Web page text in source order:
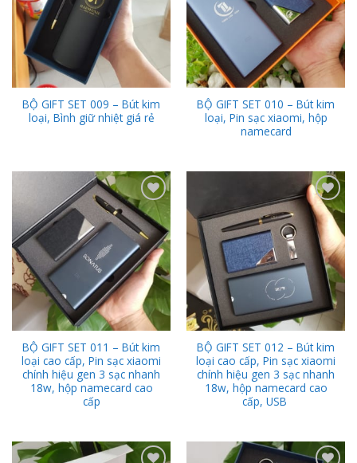
BỘ GIFT SET 009 – Bút kim
loại, Bình giữ nhiệt giá rẻ
BỘ GIFT SET 010 – Bút kim
loại, Pin sạc xiaomi, hộp
namecard
Add to
Wishlist
BỘ GIFT SET 011 – Bút kim
loại cao cấp, Pin sạc xiaomi
chính hiệu gen 3 sạc nhanh
18w, hộp namecard cao
cấp
Add to
Wishlist
BỘ GIFT SET 012 – Bút kim
loại cao cấp, Pin sạc xiaomi
chính hiệu gen 3 sạc nhanh
18w, hộp namecard cao
cấp, USB